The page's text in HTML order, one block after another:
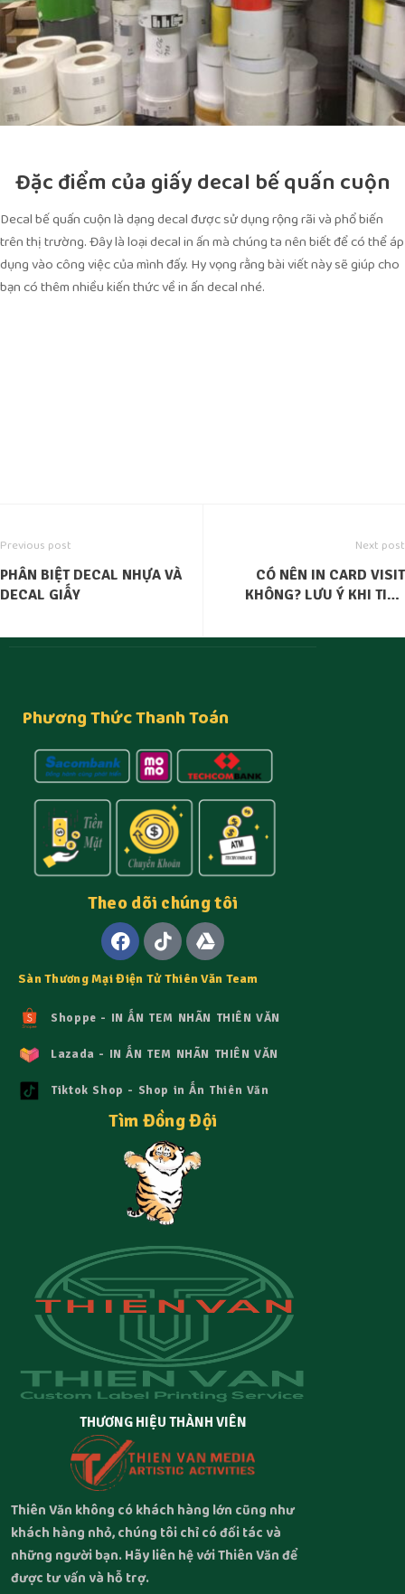
Đặc điểm của giấy decal bế quấn cuộn
Decal bế quấn cuộn là dạng decal được sử dụng rộng rãi và phổ biến
trên thị trường. Đây là loại decal in ấn mà chúng ta nên biết để có thể áp
dụng vào công việc của mình đấy. Hy vọng rằng bài viết này sẽ giúp cho
bạn có thêm nhiều kiến thức về in ấn decal nhé.
Previous post
PHÂN BIỆT DECAL NHỰA VÀ
DECAL GIẤY
Next post
CÓ NÊN IN CARD VISIT
KHÔNG? LƯU Ý KHI TIẾN
THƯƠNG HIỆU THÀNH VIÊN
Thiên Văn không có khách hàng lớn cũng như
khách hàng nhỏ, chúng tôi chỉ có đối tác và
những người bạn. Hãy liên hệ với Thiên Văn để
được tư vấn và hỗ trợ.
Phương Thức Thanh Toán
Theo dõi chúng tôi
Sàn Thương Mại Điện Tử Thiên Văn Team
Shoppe - IN ẤN TEM NHÃN THIÊN VĂN
Lazada - IN ẤN TEM NHÃN THIÊN VĂN
Tiktok Shop - Shop in Ấn Thiên Văn
Tìm Đồng Đội